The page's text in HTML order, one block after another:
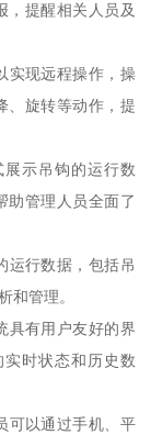
，提醒相关人员及
实现远程操作，操
、旋转等动作，提
示吊钩的运行数
助管理人员全面了
运行数据，包括吊
和管理。
具有用户友好的界
时状态和历史数
可以通过手机、平